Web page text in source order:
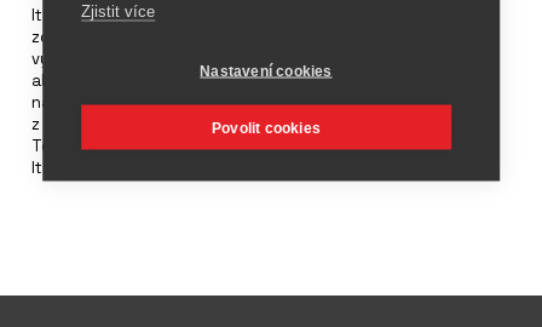
Italská asociace výrobců sportovního zboží Assosport
zorganizovala nedávno v Trevisu přehlídku 12 italských
výrobců jízdních kol a dalších souvisejících produktů. Na tuto
akci pozvala skrze exportní agenturu Ice 32 zahraničních
nákupních firem, které pocházely ze Švýcarska, Španělska,
z Nizozemí, Velké Británie, Polska, Turecka, Jižní Koreje,
Tchajwanu, Japonska, Číny, Kolumbie a ze Spojených států.
Itálie vyveze ročně více než 1,5 milionů kol.
Zjistit více
Nastavení cookies
Povolit cookies